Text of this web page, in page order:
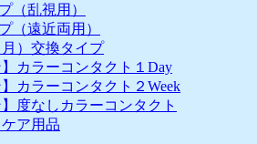
（乱視用）
（遠近両用）
）交換タイプ
】カラーコンタクト１Day
】カラーコンタクト２Week
】度なしカラーコンタクト
ア用品